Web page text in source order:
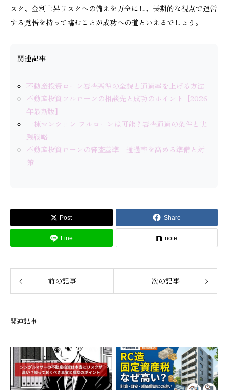
スク、金利上昇リスクへの備えを万全にし、長期的な視点で運営
する覚悟を持って臨むことが成功への道といえるでしょう。
関連記事
不動産投資ローン審査基準の全貌と通過率を上げる方法
不動産投資フルローンの相談先と成功のポイント【2026
年最新版】
一棟マンション フルローンは可能？審査通過の条件と実
践戦略
不動産投資ローンの審査基準｜通過率を高める準備と対
策
Post Share
Line note
前の記事 次の記事
関連記事